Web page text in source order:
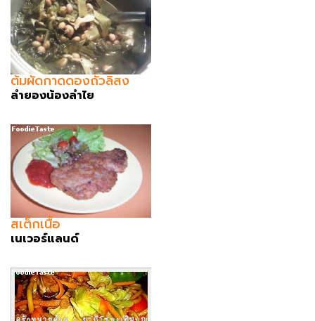
ต้มผัดกาดดองถั่วลิสง
ลำยองน้องลำไย
สเต็กเนื้อ
เนเวอร์แลนด์